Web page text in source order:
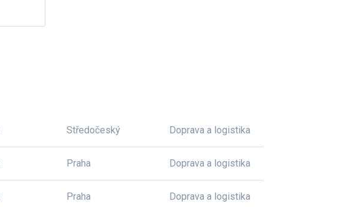
Středočeský Doprava a logistika
Praha Doprava a logistika
Praha Doprava a logistika